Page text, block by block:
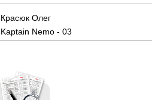
Красюк Олег
Kaptain Nemo - 03